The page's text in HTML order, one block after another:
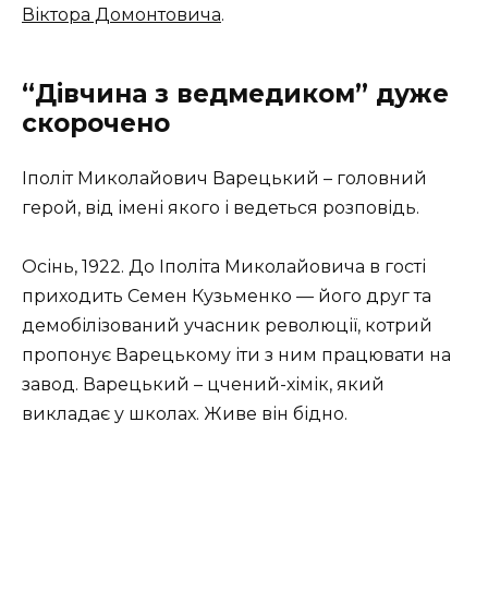
Віктора Домонтовича.
“Дівчина з ведмедиком” дуже
скорочено
Іполіт Миколайович Варецький – головний
герой, від імені якого і ведеться розповідь.
Осінь, 1922. До Іполіта Миколайовича в гості
приходить Семен Кузьменко — його друг та
демобілізований учасник революції, котрий
пропонує Варецькому іти з ним працювати на
завод. Варецький – цчений-хімік, який
викладає у школах. Живе він бідно.